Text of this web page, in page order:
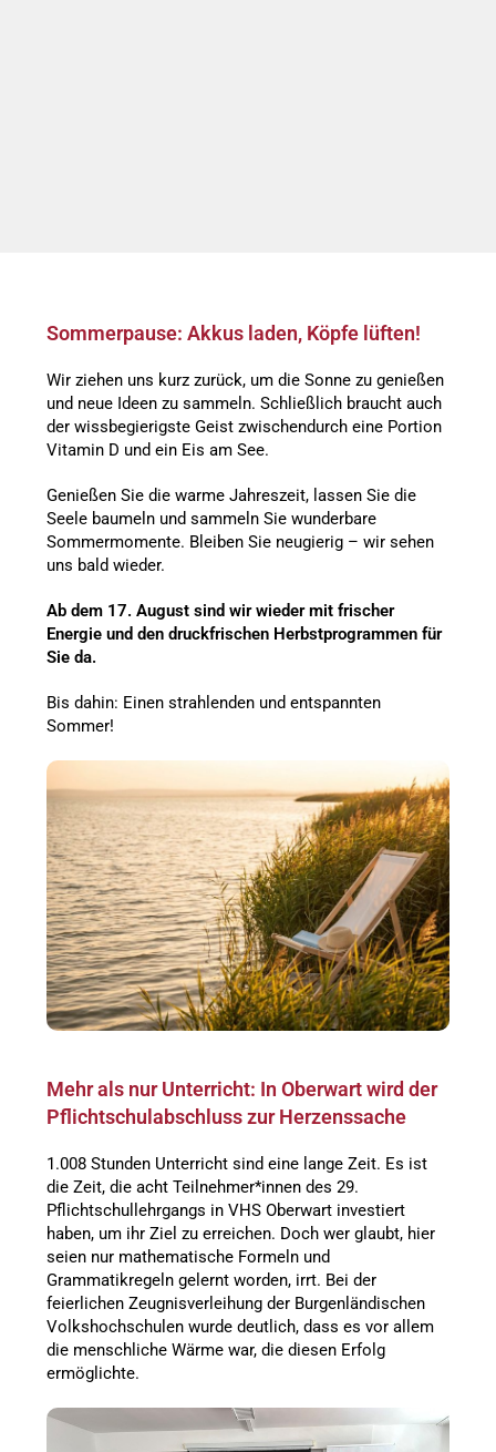
Sommerpause: Akkus laden, Köpfe lüften!
Wir ziehen uns kurz zurück, um die Sonne zu genießen
und neue Ideen zu sammeln. Schließlich braucht auch
der wissbegierigste Geist zwischendurch eine Portion
Vitamin D und ein Eis am See.
Genießen Sie die warme Jahreszeit, lassen Sie die
Seele baumeln und sammeln Sie wunderbare
Sommermomente. Bleiben Sie neugierig – wir sehen
uns bald wieder.
Ab dem 17. August sind wir wieder mit frischer
Energie und den druckfrischen Herbstprogrammen für
Sie da.
Bis dahin: Einen strahlenden und entspannten
Sommer!
Mehr als nur Unterricht: In Oberwart wird der
Pflichtschulabschluss zur Herzenssache
1.008 Stunden Unterricht sind eine lange Zeit. Es ist
die Zeit, die acht Teilnehmer*innen des 29.
Pflichtschullehrgangs in VHS Oberwart investiert
haben, um ihr Ziel zu erreichen. Doch wer glaubt, hier
seien nur mathematische Formeln und
Grammatikregeln gelernt worden, irrt. Bei der
feierlichen Zeugnisverleihung der Burgenländischen
Volkshochschulen wurde deutlich, dass es vor allem
die menschliche Wärme war, die diesen Erfolg
ermöglichte.